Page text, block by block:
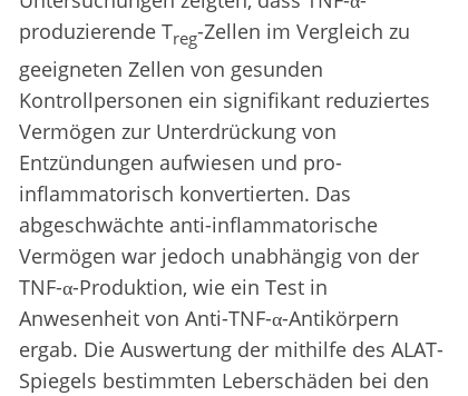
produzierende Treg-Zellen im Vergleich zu
geeigneten Zellen von gesunden
Kontrollpersonen ein signifikant reduziertes
Vermögen zur Unterdrückung von
Entzündungen aufwiesen und pro-
inflammatorisch konvertierten. Das
abgeschwächte anti-inflammatorische
Vermögen war jedoch unabhängig von der
TNF-α-Produktion, wie ein Test in
Anwesenheit von Anti-TNF-α-Antikörpern
ergab. Die Auswertung der mithilfe des ALAT-
Spiegels bestimmten Leberschäden bei den